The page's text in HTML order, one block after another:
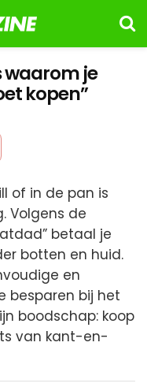
waarom je
kopen”
of in de pan is
Volgens de
betaal je
botten en huid.
en
besparen bij het
boodschap: koop
van kant-en-